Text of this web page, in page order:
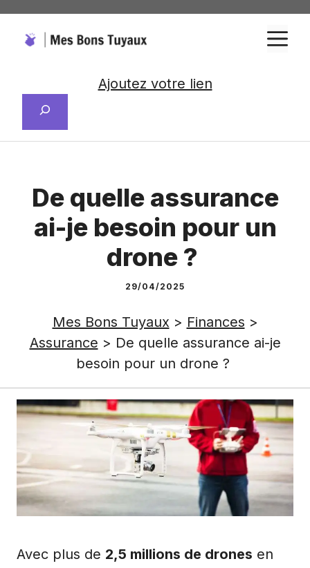
Aller
contenu
Ajoutez votre lien
De quelle assurance
ai-je besoin pour un
drone ?
29/04/2025
Mes Bons Tuyaux > Finances >
Assurance > De quelle assurance ai-je
besoin pour un drone ?
Avec plus de 2,5 millions de drones en